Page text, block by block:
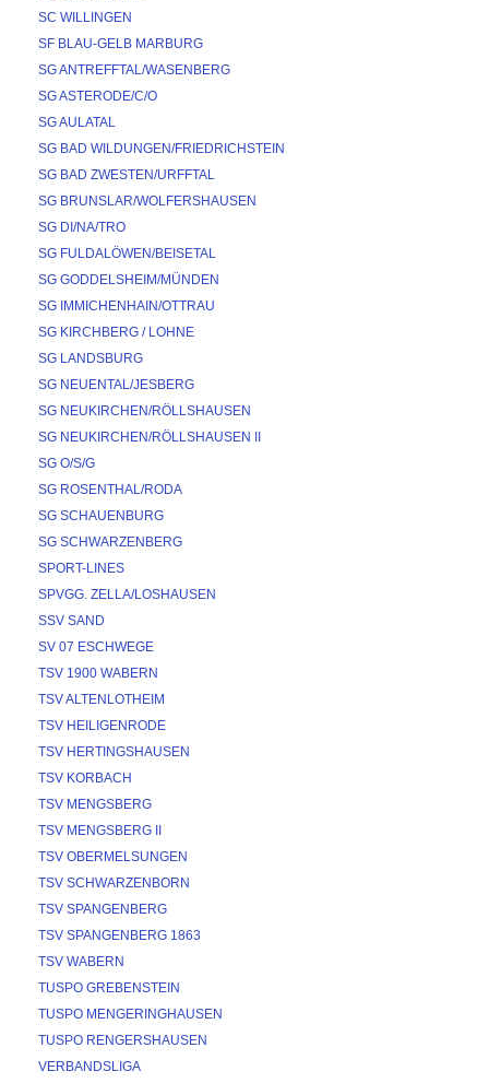
SC WILLINGEN
SF BLAU-GELB MARBURG
SG ANTREFFTAL/WASENBERG
SG ASTERODE/C/O
SG AULATAL
SG BAD WILDUNGEN/FRIEDRICHSTEIN
SG BAD ZWESTEN/URFFTAL
SG BRUNSLAR/WOLFERSHAUSEN
SG DI/NA/TRO
SG FULDALÖWEN/BEISETAL
SG GODDELSHEIM/MÜNDEN
SG IMMICHENHAIN/OTTRAU
SG KIRCHBERG / LOHNE
SG LANDSBURG
SG NEUENTAL/JESBERG
SG NEUKIRCHEN/RÖLLSHAUSEN
SG NEUKIRCHEN/RÖLLSHAUSEN II
SG O/S/G
SG ROSENTHAL/RODA
SG SCHAUENBURG
SG SCHWARZENBERG
SPORT-LINES
SPVGG. ZELLA/LOSHAUSEN
SSV SAND
SV 07 ESCHWEGE
TSV 1900 WABERN
TSV ALTENLOTHEIM
TSV HEILIGENRODE
TSV HERTINGSHAUSEN
TSV KORBACH
TSV MENGSBERG
TSV MENGSBERG II
TSV OBERMELSUNGEN
TSV SCHWARZENBORN
TSV SPANGENBERG
TSV SPANGENBERG 1863
TSV WABERN
TUSPO GREBENSTEIN
TUSPO MENGERINGHAUSEN
TUSPO RENGERSHAUSEN
VERBANDSLIGA